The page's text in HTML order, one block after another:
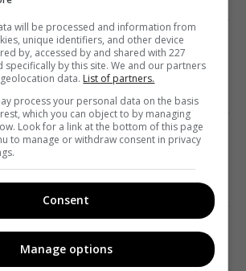
2026
новым зенитным
развивать скорость
2026
в эти месяцы, самые
2026
новую схему
для второй половинки:
к ссорам и слезам
войны: Маск отказал
помощи
как в Украине
внебрачным детям
will be processed and information from
unique identifiers, and other device
by, accessed by and shared with 227
specifically by this site. We and our partners
data. List of partners.
process your personal data on the basis
which you can object to by managing
Look for a link at the bottom of this page
to manage or withdraw consent in privacy
Consent
Manage options